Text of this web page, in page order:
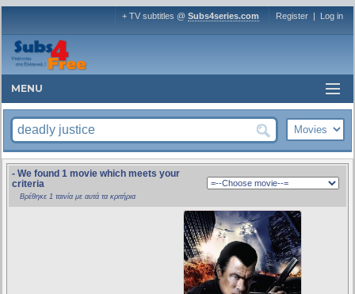
+ TV subtitles @ Subs4series.com Register | Log in
MENU
- We found 1 movie which meets your
criteria
Βρέθηκε 1 ταινία με αυτά τα κριτήρια